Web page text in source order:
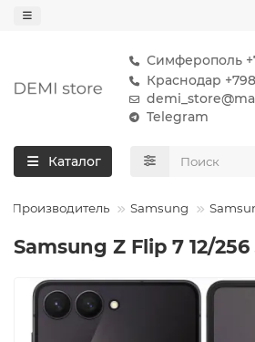
Симферополь
Краснодар
Telegram
Каталог
Производитель Samsung
Samsung Z Flip 7 12/